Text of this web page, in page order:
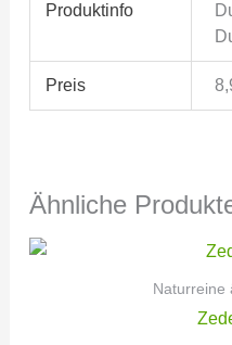
Produktinfo
Preis
Ähnliche
Naturreine